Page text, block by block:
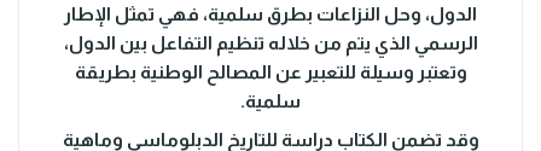
الدول، وحل النزاعات بطرق سلمية، فهي تمثل الإطار
الرسمي الذي يتم من خلاله تنظيم التفاعل بين الدول،
وتعتبر وسيلة للتعبير عن المصالح الوطنية بطريقة
سلمية.
وقد تضمن الكتاب دراسة للتاريخ الدبلوماسي وماهية